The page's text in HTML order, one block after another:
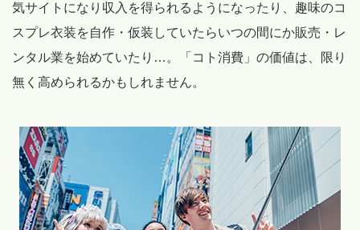
気サイトになり収入を得られるようになったり、趣味のコ
スプレ衣装を自作・仮装していたらいつの間にか販売・レ
ンタル業を始めていたり…。「コト消費」の価値は、限り
無く高められるかもしれません。